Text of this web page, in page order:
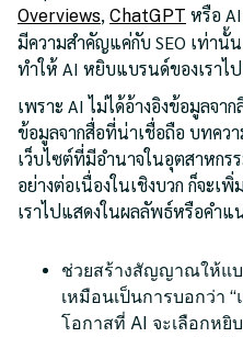
Overviews, ChatGPT หรือ
มีความสำคัญแค่กับ SEO เท่า
ทำให้ AI หยิบแบรนด์ของเราไ
เพราะ AI ไม่ได้อ้างอิงข้อมูลจา
ข้อมูลจากสื่อที่น่าเชื่อถือ บทคว
เว็บไซต์ที่มีอำนาจในอุตสาหก
อย่างต่อเนื่องในเชิงบวก ก็จะเ
เราไปแสดงในผลลัพธ์หรือคำ
ช่วยสร้างสัญญาณให้แบ
เหมือนเป็นการบอกว่า
โอกาสที่ AI จะเลือกห